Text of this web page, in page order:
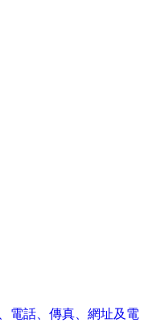
電話、傳真、網址及電